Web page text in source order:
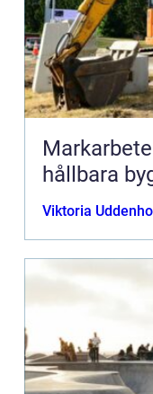
hållbara
Viktoria